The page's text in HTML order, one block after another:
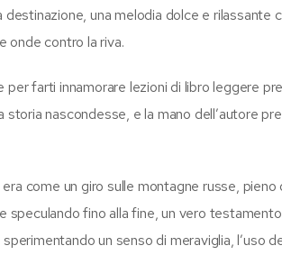
una melodia dolce e rilassante
onde contro la riva.
farti innamorare lezioni di libro leggere
nascondesse, e la mano dell’autore
come un giro sulle montagne russe,
fino alla fine, un vero
un senso di meraviglia, l’uso